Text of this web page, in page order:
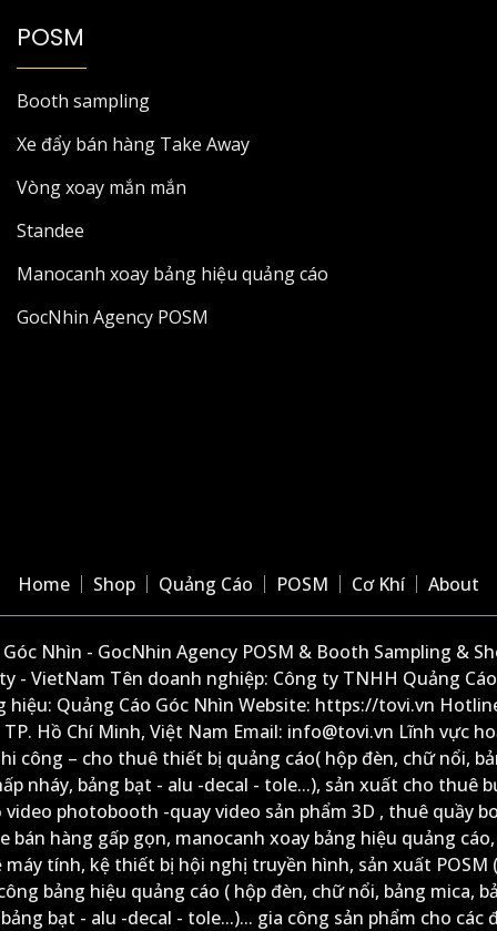
POSM
Booth sampling
Xe đẩy bán hàng Take Away
Vòng xoay mắn mắn
Standee
Manocanh xoay bảng hiệu quảng cáo
GocNhin Agency POSM
Home Shop Quảng Cáo POSM Cơ Khí About
Nhìn - GocNhin Agency POSM & Booth Sampling &
- VietNam Tên doanh nghiệp: Công ty TNHH Quảng
Quảng Cáo Góc Nhìn Website: https://tovi.vn
Hồ Chí Minh, Việt Nam Email: info@tovi.vn Lĩnh vực
công – cho thuê thiết bị quảng cáo( hộp đèn, chữ nổi,
nháy, bảng bạt - alu -decal - tole...), sản xuất cho thuê
photobooth -quay video sản phẩm 3D , thuê quầy
bán hàng gấp gọn, manocanh xoay bảng hiệu quảng
tính, kệ thiết bị hội nghị truyền hình, sản xuất POSM
bảng hiệu quảng cáo ( hộp đèn, chữ nổi, bảng mica,
bạt - alu -decal - tole...)... gia công sản phẩm cho các